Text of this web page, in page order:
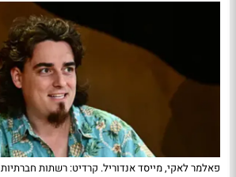
פאלמר לאקי, מייסד אנדוריל. קרדיט: רשתות חברתיות